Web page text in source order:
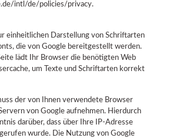
intl/de/policies/privacy.
einheitlichen Darstellung von Schriftarten
die von Google bereitgestellt werden.
lädt Ihr Browser die benötigten Web
um Texte und Schriftarten korrekt
der von Ihnen verwendete Browser
von Google aufnehmen. Hierdurch
darüber, dass über Ihre IP-Adresse
wurde. Die Nutzung von Google